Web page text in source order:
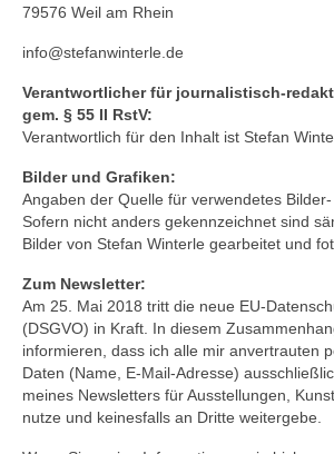
79576 Weil am Rhein
info@stefanwinterle.de
Verantwortlicher für journalistisch-
gem. § 55 II RstV:
Verantwortlich für den Inhalt ist Stefan
Bilder und Grafiken:
Angaben der Quelle für verwendetes
Sofern nicht anders gekennzeichnet sind
Bilder von Stefan Winterle gearbeitet und
Zum Newsletter:
Am 25. Mai 2018 tritt die neue EU-
(DSGVO) in Kraft. In diesem
informieren, dass ich alle mir anvertrauten
Daten (Name, E-Mail-Adresse)
meines Newsletters für Ausstellungen,
nutze und keinesfalls an Dritte weitergebe.